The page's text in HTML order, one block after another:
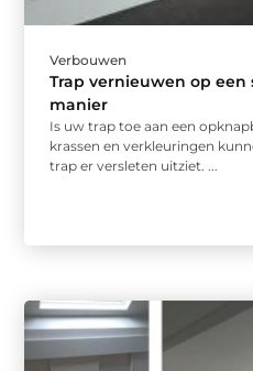
Verbouwen
Trap vernieuwen op
manier
Is uw trap toe aan een
krassen en verkleuringen
trap er versleten uitziet. ...